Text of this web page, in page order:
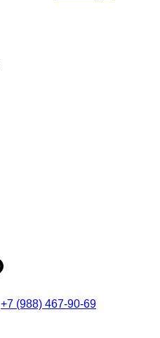
+7 (988) 467-90-69